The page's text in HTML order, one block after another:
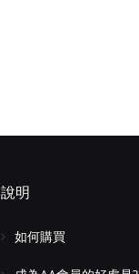
說明
如何購買